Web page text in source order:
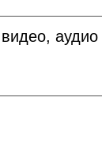
аудио